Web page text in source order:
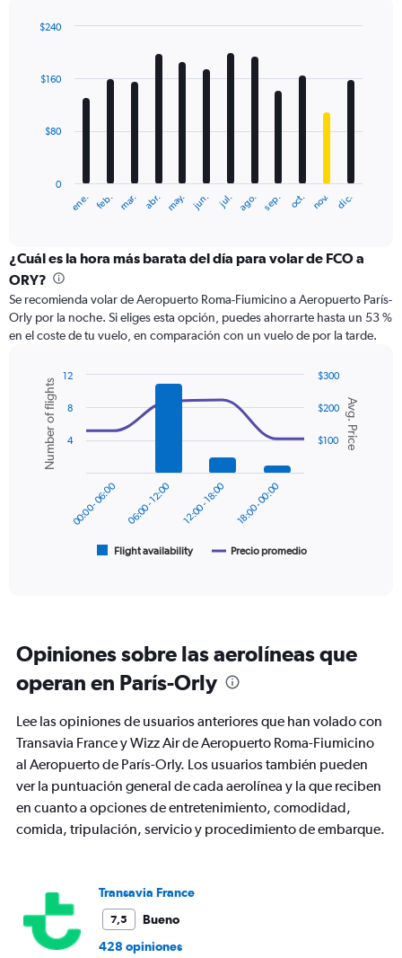
values.
to
with
12
The
categories.
Range:
categories.
The
chart
axis
displaying
values.
Range:
ene. feb. mar. abr. may. jun. jul. ago. sep. oct. nov. dic.
0
$80
$160
$240
¿Cuál es la hora más barata del día para volar de FCO a
ORY?
Se recomienda volar de Aeropuerto Roma-Fiumicino a Aeropuerto París-
Orly por la noche. Si eliges esta opción, puedes ahorrarte hasta un 53 %
en el coste de tu vuelo, en comparación con un vuelo de por la tarde.
Combination
chart
with
data
series.
6
The
has
2
Y
axes
displaying
Avg.
Price
flights.
Chart
graphic.
Avg. Price
Number of flights
Flight availability Precio promedio
00:00 - 06:00 06:00 - 12:00 12:00 - 18:00 18:00 - 00:00
$100
$200
$300
4
8
12
Opiniones sobre las aerolíneas que
operan en París-Orly
Lee las opiniones de usuarios anteriores que han volado con
Transavia France y Wizz Air de Aeropuerto Roma-Fiumicino
al Aeropuerto de París-Orly. Los usuarios también pueden
ver la puntuación general de cada aerolínea y la que reciben
en cuanto a opciones de entretenimiento, comodidad,
comida, tripulación, servicio y procedimiento de embarque.
Transavia France
7,5
Bueno
428 opiniones